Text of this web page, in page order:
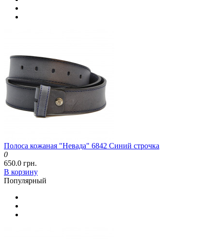
Полоса кожаная "Невада" 6842 Синий строчка
0
650.0 грн.
В корзину
Популярный